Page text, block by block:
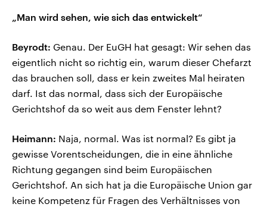
„Man wird sehen, wie sich das entwickelt“
Beyrodt: Genau. Der EuGH hat gesagt: Wir sehen das
eigentlich nicht so richtig ein, warum dieser Chefarzt
das brauchen soll, dass er kein zweites Mal heiraten
darf. Ist das normal, dass sich der Europäische
Gerichtshof da so weit aus dem Fenster lehnt?
Heimann: Naja, normal. Was ist normal? Es gibt ja
gewisse Vorentscheidungen, die in eine ähnliche
Richtung gegangen sind beim Europäischen
Gerichtshof. An sich hat ja die Europäische Union gar
keine Kompetenz für Fragen des Verhältnisses von